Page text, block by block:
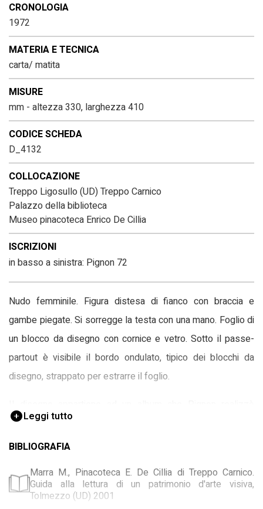
CRONOLOGIA
1972
MATERIA E TECNICA
carta/ matita
MISURE
mm - altezza 330, larghezza 410
CODICE SCHEDA
D_4132
COLLOCAZIONE
Treppo Ligosullo (UD) Treppo Carnico
Palazzo della biblioteca
Museo pinacoteca Enrico De Cillia
ISCRIZIONI
in basso a sinistra: Pignon 72
Nudo femminile. Figura distesa di fianco con braccia e
gambe piegate. Si sorregge la testa con una mano. Foglio di
un blocco da disegno con cornice e vetro. Sotto il passe-
partout è visibile il bordo ondulato, tipico dei blocchi da
disegno, strappato per estrarre il foglio.
nell'estate del 1972 a Six Fours, cittadina francese sul
Mediterraneo. Scorporato l'album, i fogli, cinquanta non
in diverse pose, vennero presentati alla Galleria del Girasole
nel novembre 1974 assieme ad alcuni dipinti dell'artista. In
Leggi tutto
BIBLIOGRAFIA
Marra M., Pinacoteca E. De Cillia di Treppo Carnico.
Guida alla lettura di un patrimonio d'arte visiva,
Tolmezzo (UD) 2001